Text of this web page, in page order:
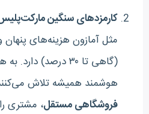
کارمزدهای سنگین
مثل آمازون هزینه‌های
(گاهی تا ۳۰ درصد)
هوشمند همیشه تلاش
فروشگاهی مستقل، مشتری